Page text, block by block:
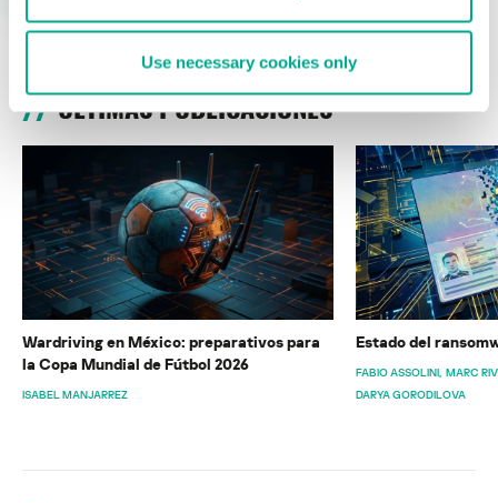
Use necessary cookies only
ÚLTIMAS PUBLICACIONES
Wardriving en México: preparativos para
la Copa Mundial de Fútbol 2026
ISABEL MANJARREZ
Estado del
FABIO ASSOLINI MARC
DARYA GORODILOVA